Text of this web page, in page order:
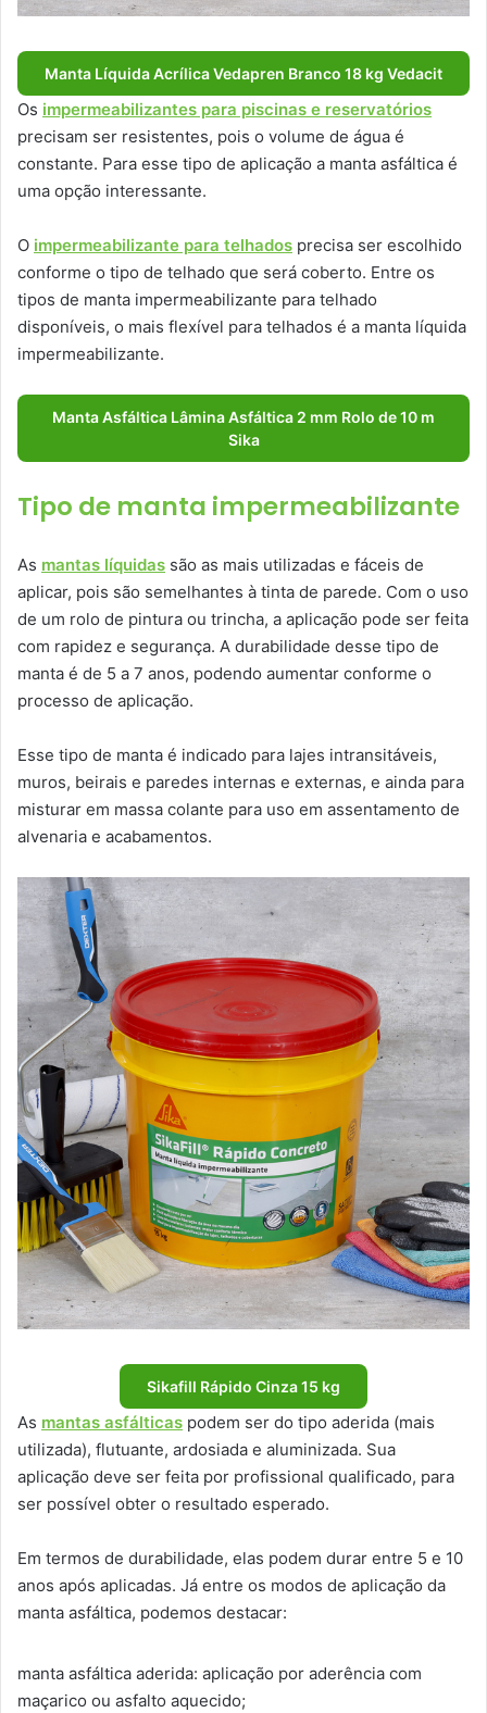
Manta Líquida Acrílica Vedapren Branco 18 kg Vedacit
Os impermeabilizantes para piscinas e reservatórios
precisam ser resistentes, pois o volume de água é
constante. Para esse tipo de aplicação a manta asfáltica é
uma opção interessante.
O impermeabilizante para telhados precisa ser escolhido
conforme o tipo de telhado que será coberto. Entre os
tipos de manta impermeabilizante para telhado
disponíveis, o mais flexível para telhados é a manta líquida
impermeabilizante.
Manta Asfáltica Lâmina Asfáltica 2 mm Rolo de 10 m
Sika
Tipo de manta impermeabilizante
As mantas líquidas são as mais utilizadas e fáceis de
aplicar, pois são semelhantes à tinta de parede. Com o uso
de um rolo de pintura ou trincha, a aplicação pode ser feita
com rapidez e segurança. A durabilidade desse tipo de
manta é de 5 a 7 anos, podendo aumentar conforme o
processo de aplicação.
Esse tipo de manta é indicado para lajes intransitáveis,
muros, beirais e paredes internas e externas, e ainda para
misturar em massa colante para uso em assentamento de
alvenaria e acabamentos.
Sikafill Rápido Cinza 15 kg
As mantas asfálticas podem ser do tipo aderida (mais
utilizada), flutuante, ardosiada e aluminizada. Sua
aplicação deve ser feita por profissional qualificado, para
ser possível obter o resultado esperado.
Em termos de durabilidade, elas podem durar entre 5 e 10
anos após aplicadas. Já entre os modos de aplicação da
manta asfáltica, podemos destacar:
manta asfáltica aderida: aplicação por aderência com
maçarico ou asfalto aquecido;